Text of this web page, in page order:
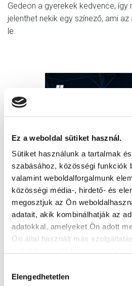
Ez a weboldal sütiket használ.
Sütiket használunk a tartalmak
szabásához, közösségi funkciók
valamint weboldalforgalmunk
közösségi média-, hirdető- és
megosztjuk az Ön
adatait, akik kombinálhatják az
adatokkal, amelyeket Ön adott
Ön által használt más
kiválasztása
Elengedhetetlen
Gedeon a gyerekek kedvence,
jelenthet nekik egy színező, ami az
le.